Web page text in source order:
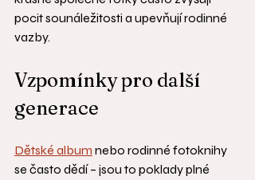
pocit sounáležitosti a upevňují rodinné
vazby.
Vzpomínky pro další
generace
Dětské album nebo rodinné fotoknihy
se často dědí – jsou to poklady plné